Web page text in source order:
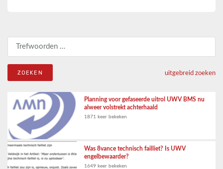
Zoeken naar:
uitgebreid zoeken
Planning voor gefaseerde uitrol UWV BMS nu
alweer volstrekt achterhaald
1871 keer bekeken
Was 8vance technisch failliet? Is UWV
engelbewaarder?
1649 keer bekeken